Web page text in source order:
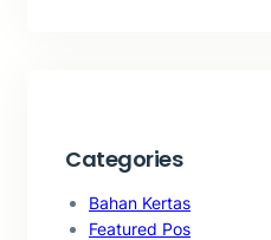
Categories
Bahan Kertas
Featured Pos